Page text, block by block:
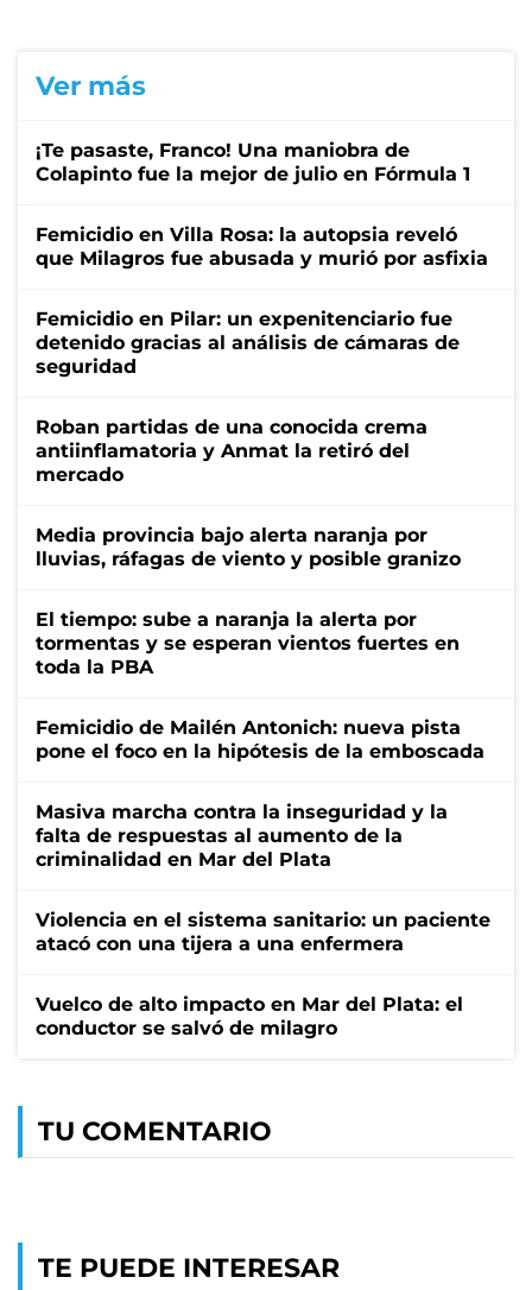
Ver más
¡Te pasaste, Franco! Una maniobra de
Colapinto fue la mejor de julio en Fórmula 1
Femicidio en Villa Rosa: la autopsia reveló
que Milagros fue abusada y murió por asfixia
Femicidio en Pilar: un expenitenciario fue
detenido gracias al análisis de cámaras de
seguridad
Roban partidas de una conocida crema
antiinflamatoria y Anmat la retiró del
mercado
Media provincia bajo alerta naranja por
lluvias, ráfagas de viento y posible granizo
El tiempo: sube a naranja la alerta por
tormentas y se esperan vientos fuertes en
toda la PBA
Femicidio de Mailén Antonich: nueva pista
pone el foco en la hipótesis de la emboscada
Masiva marcha contra la inseguridad y la
falta de respuestas al aumento de la
criminalidad en Mar del Plata
Violencia en el sistema sanitario: un paciente
atacó con una tijera a una enfermera
Vuelco de alto impacto en Mar del Plata: el
conductor se salvó de milagro
TU COMENTARIO
TE PUEDE INTERESAR